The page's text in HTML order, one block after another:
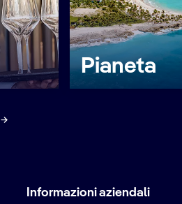
Pianeta
Informazioni aziendali